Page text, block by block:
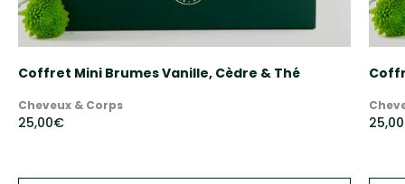
Coffret Mini Brumes Vanille, Cèdre & Thé
Cheveux & Corps
25,00€